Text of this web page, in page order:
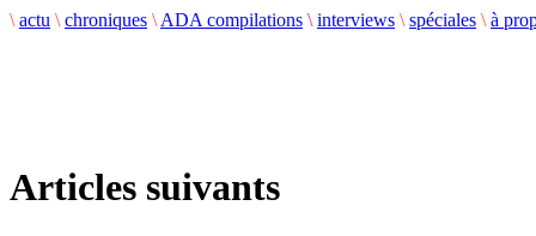
\ actu \ chroniques \ ADA compilations \ interviews \ spéciales \ à
Articles suivants